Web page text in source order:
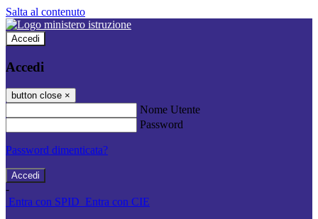
Salta al contenuto
Accedi
Accedi
button close ×
Nome Utente
Password
Password dimenticata?
-
Entra con SPID Entra con CIE